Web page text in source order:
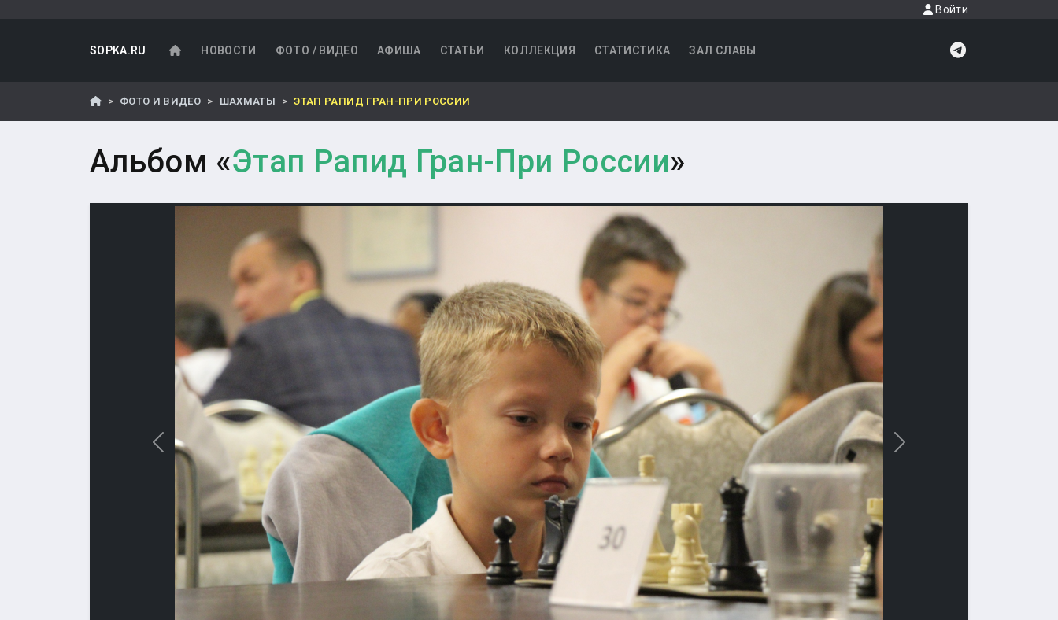
Войти
SOPKA.RU НОВОСТИ ФОТО / ВИДЕО АФИША СТАТЬИ КОЛЛЕКЦИЯ СТАТИСТИКА ЗАЛ СЛАВЫ
ФОТО И ВИДЕО ШАХМАТЫ ЭТАП РАПИД ГРАН-ПРИ РОССИИ
Альбом «Этап Рапид Гран-При России»
Назад Вперед